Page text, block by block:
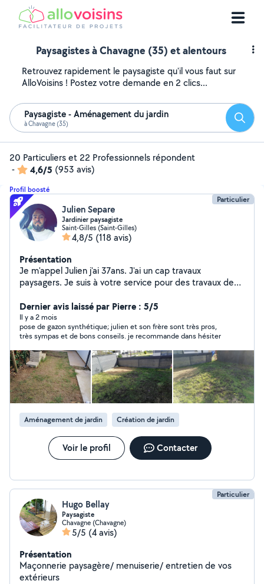
Paysagistes à Chavagne (35) et alentours
Retrouvez rapidement le paysagiste qu'il vous faut sur
AlloVoisins ! Postez votre demande en 2 clics...
Paysagiste - Aménagement du jardin
à Chavagne (35)
20 Particuliers et 22 Professionnels répondent
-
4,6/5 (953 avis)
Profil boosté
Particulier
Julien Separe
Jardinier paysagiste
Saint-Gilles (Saint-Gilles)
4,8/5 (118 avis)
Présentation
Je m'appel Julien j'ai 37ans. J'ai un cap travaux
paysagers. Je suis à votre service pour des travaux de
haie, élagage, pose de gazon synthétique, pose de
clôture) ou tous autre entretien de jardin. Je suis aussi à
l'aise avec la peinture, nettoyage, pose d'étagères,
montage de meubles...
Dernier avis laissé par Pierre : 5/5
Il y a 2 mois
pose de gazon synthétique; julien et son frère sont très pros,
très sympas et de bons conseils. je recommande dans hésiter
Aménagement de jardin Création de jardin
Voir le profil Contacter
Particulier
Hugo Bellay
Paysagiste
Chavagne (Chavagne)
5/5 (4 avis)
Présentation
Maçonnerie paysagère/ menuiserie/ entretien de vos
extérieurs